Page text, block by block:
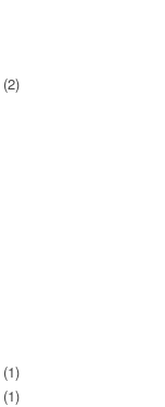
(2)
(1)
(1)